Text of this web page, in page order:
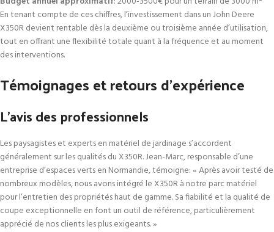
En tenant compte de ces chiffres, l’investissement dans un John Deere
X350R devient rentable dès la deuxième ou troisième année d’utilisation,
tout en offrant une flexibilité totale quant à la fréquence et au moment
des interventions.
Témoignages et retours d’expérience
L’avis des professionnels
Les paysagistes et experts en matériel de jardinage s’accordent
généralement sur les qualités du X350R. Jean-Marc, responsable d’une
entreprise d’espaces verts en Normandie, témoigne: « Après avoir testé de
nombreux modèles, nous avons intégré le X350R à notre parc matériel
pour l’entretien des propriétés haut de gamme. Sa fiabilité et la qualité de
coupe exceptionnelle en font un outil de référence, particulièrement
apprécié de nos clients les plus exigeants. »